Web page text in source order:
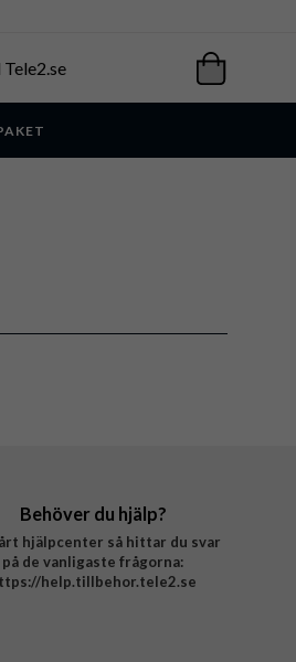
Behöver du hjälp?
hjälpcenter så hittar du svar
på de vanligaste frågorna:
help.tillbehor.tele2.se